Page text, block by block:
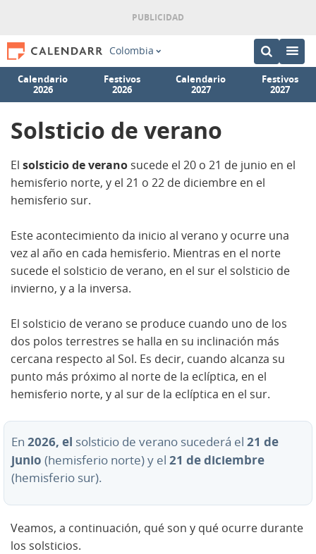
Colombia
Calendario
2026
Festivos
2026
Calendario
2027
Festivos
2027
Solsticio de verano
El solsticio de verano sucede el 20 o 21 de junio en el
hemisferio norte, y el 21 o 22 de diciembre en el
hemisferio sur.
Este acontecimiento da inicio al verano y ocurre una
vez al año en cada hemisferio. Mientras en el norte
sucede el solsticio de verano, en el sur el solsticio de
invierno, y a la inversa.
El solsticio de verano se produce cuando uno de los
dos polos terrestres se halla en su inclinación más
cercana respecto al Sol. Es decir, cuando alcanza su
punto más próximo al norte de la eclíptica, en el
hemisferio norte, y al sur de la eclíptica en el sur.
En 2026, el solsticio de verano sucederá el 21 de
junio (hemisferio norte) y el 21 de diciembre
(hemisferio sur).
Veamos, a continuación, qué son y qué ocurre durante
los solsticios.